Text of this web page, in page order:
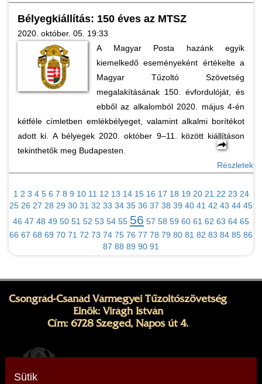
Bélyegkiállítás: 150 éves az MTSZ
2020. október. 05. 19:33
A Magyar Posta hazánk egyik
kiemelkedő eseményeként értékelte a
Magyar Tűzoltó Szövetség
megalakításának 150. évfordulóját, és
ebből az alkalomból 2020. május 4-én
kétféle címletben emlékbélyeget, valamint alkalmi borítékot
adott ki. A bélyegek 2020. október 9–11. között kiállításon
tekinthetők meg Budapesten.
Részletek
1 2 3 4 5 6 7 8 9 10 11 12 13 14 15 16 17 18 19 20 21 22 23 24
25 26 27 28 29 30 31 32 33 34 35 36 37 38 39 40 41 42 43 44 45
46 47 48 49 50 51 52 53 54 55 56 57 58 59 60 61 62 63 64 65
66 67 68 69 70 71 72 73 74 75 76 77 78 79 80 81 82 83 84 85 86
87 88 89 90 91
Csongrád-Csanád Vármegyei Tűzoltószövetség
Elnök: Virágh István
Cím: 6728 Szeged, Napos út 4.
Sütik